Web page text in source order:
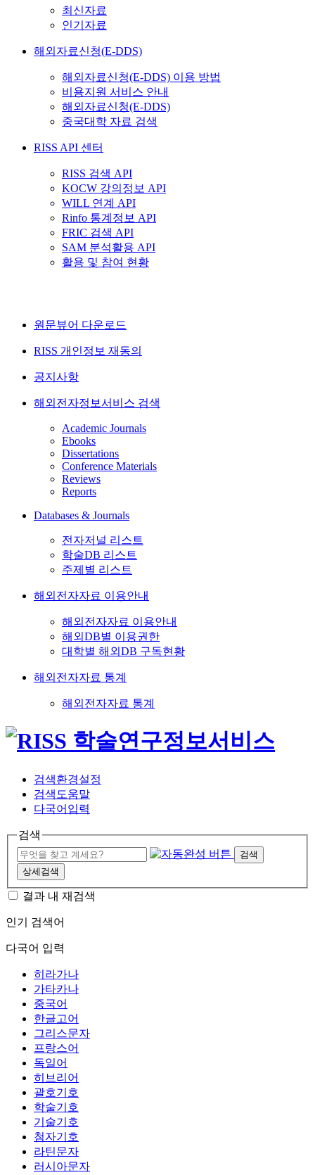
최신자료
인기자료
해외자료신청(E-DDS)
해외자료신청(E-DDS) 이용 방법
비용지원 서비스 안내
해외자료신청(E-DDS)
중국대학 자료 검색
RISS API 센터
RISS 검색 API
KOCW 강의정보 API
WILL 연계 API
Rinfo 통계정보 API
FRIC 검색 API
SAM 분석활용 API
활용 및 참여 현황
원문뷰어 다운로드
RISS 개인정보 재동의
공지사항
해외전자정보서비스 검색
Academic Journals
Ebooks
Dissertations
Conference Materials
Reviews
Reports
Databases & Journals
전자저널 리스트
학술DB 리스트
주제별 리스트
해외전자자료 이용안내
해외전자자료 이용안내
해외DB별 이용권한
대학별 해외DB 구독현황
해외전자자료 통계
해외전자자료 통계
검색환경설정
검색도움말
다국어입력
검색
검색
상세검색
결과 내 재검색
인기 검색어
다국어 입력
히라가나
가타카나
중국어
한글고어
그리스문자
프랑스어
독일어
히브리어
괄호기호
학술기호
기술기호
첨자기호
라틴문자
러시아문자